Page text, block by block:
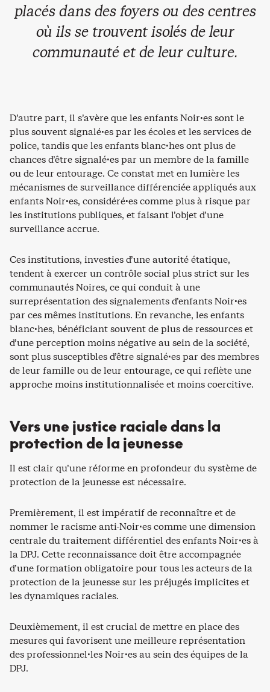
placés dans des foyers ou des centres
où ils se trouvent isolés de leur
communauté et de leur culture.
D’autre part, il s’avère que les enfants Noir·es sont le
plus souvent signalé·es par les écoles et les services de
police, tandis que les enfants blanc·hes ont plus de
chances d’être signalé·es par un membre de la famille
ou de leur entourage. Ce constat met en lumière les
mécanismes de surveillance différenciée appliqués aux
enfants Noir·es, considéré·es comme plus à risque par
les institutions publiques, et faisant l’objet d’une
surveillance accrue.
Ces institutions, investies d’une autorité étatique,
tendent à exercer un contrôle social plus strict sur les
communautés Noires, ce qui conduit à une
surreprésentation des signalements d’enfants Noir·es
par ces mêmes institutions. En revanche, les enfants
blanc·hes, bénéficiant souvent de plus de ressources et
d’une perception moins négative au sein de la société,
sont plus susceptibles d’être signalé·es par des membres
de leur famille ou de leur entourage, ce qui reflète une
approche moins institutionnalisée et moins coercitive.
Vers une justice raciale dans la
protection de la jeunesse
Il est clair qu’une réforme en profondeur du système de
protection de la jeunesse est nécessaire.
Premièrement, il est impératif de reconnaître et de
nommer le racisme anti-Noir·es comme une dimension
centrale du traitement différentiel des enfants Noir·es à
la DPJ. Cette reconnaissance doit être accompagnée
d’une formation obligatoire pour tous les acteurs de la
protection de la jeunesse sur les préjugés implicites et
les dynamiques raciales.
Deuxièmement, il est crucial de mettre en place des
mesures qui favorisent une meilleure représentation
des professionnel·les Noir·es au sein des équipes de la
DPJ.